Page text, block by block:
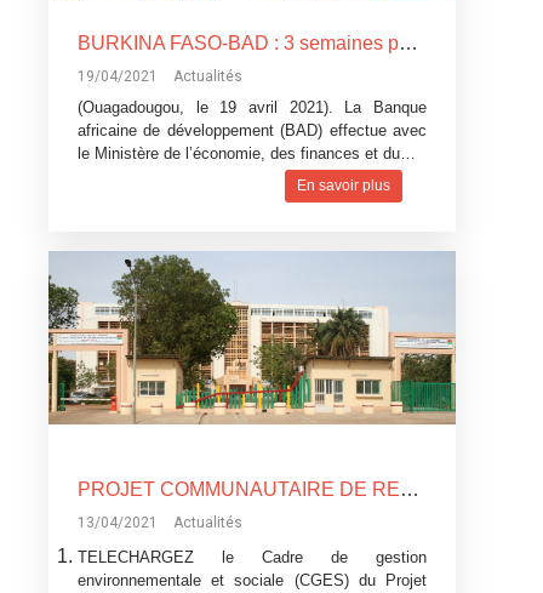
BURKINA FASO-BAD : 3 semaines pour définir les domaines prioritaires d’intervention
19/04/2021 Actualités
(Ouagadougou, le 19 avril 2021). La Banque
africaine de développement (BAD) effectue avec
le Ministère de l’économie, des finances et du…
En savoir plus
PROJET COMMUNAUTAIRE DE RELANCE ET DE STABILISATION DU SAHEL (PCRSS)
13/04/2021 Actualités
TELECHARGEZ le Cadre de gestion
environnementale et sociale (CGES) du Projet